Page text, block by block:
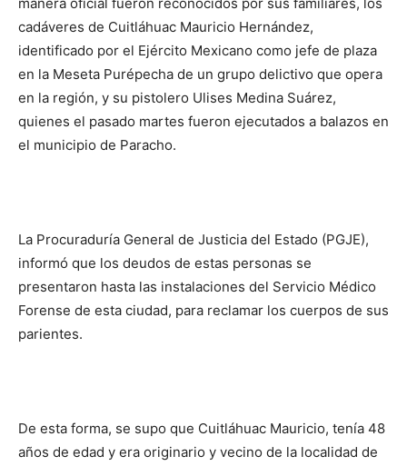
cadáveres de Cuitláhuac Mauricio Hernández,
identificado por el Ejército Mexicano como jefe de plaza
en la Meseta Purépecha de un grupo delictivo que opera
en la región, y su pistolero Ulises Medina Suárez,
quienes el pasado martes fueron ejecutados a balazos en
el municipio de Paracho.
La Procuraduría General de Justicia del Estado (PGJE),
informó que los deudos de estas personas se
presentaron hasta las instalaciones del Servicio Médico
Forense de esta ciudad, para reclamar los cuerpos de sus
parientes.
De esta forma, se supo que Cuitláhuac Mauricio, tenía 48
años de edad y era originario y vecino de la localidad de